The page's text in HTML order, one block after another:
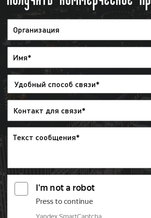
рекламе.
При соблюдении всех
требований, рекламу на
сможем разместить за 1 рабочий
Целевая аудитория рекламы
канале» в Орехово-Зуево
Телевидение является одним из
средств распространения
интернет) телевидение
рекламодателей по всей стране.
нашего рекламного агентства
на телеканале «Пятый» в